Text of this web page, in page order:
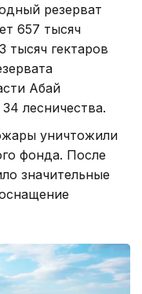
резерват
657 тысяч
тысяч гектаров
Абай
лесничества.
уничтожили
фонда. После
значительные